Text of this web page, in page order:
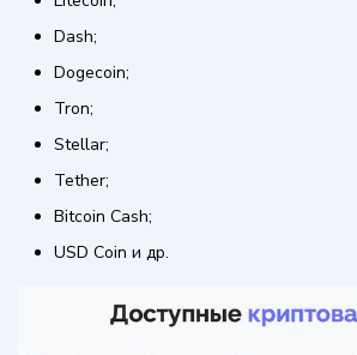
Dash;
Dogecoin;
Tron;
Stellar;
Tether;
Bitcoin Cash;
USD Coin и др.